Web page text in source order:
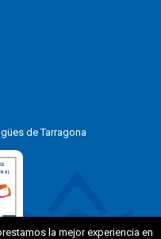
de Tarragona
la mejor experiencia en